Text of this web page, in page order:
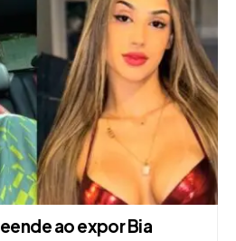
ao expor Bia